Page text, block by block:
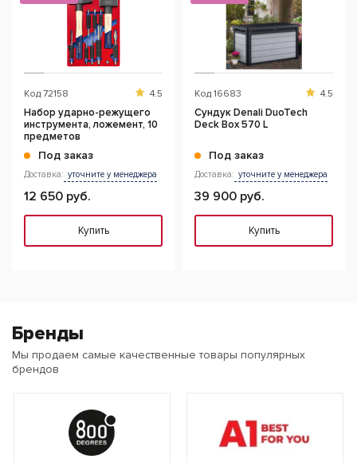
Код 72158 4.5
Набор ударно-режущего
инструмента, ложемент, 10
предметов
Под заказ
Доставка: уточните у менеджера
12 650 руб.
Купить
Код 16683 4.5
Сундук Denali DuoTech
Deck Box 570 L
Под заказ
Доставка: уточните у менеджера
39 900 руб.
Купить
Бренды
Мы продаем самые качественные товары популярных
брендов